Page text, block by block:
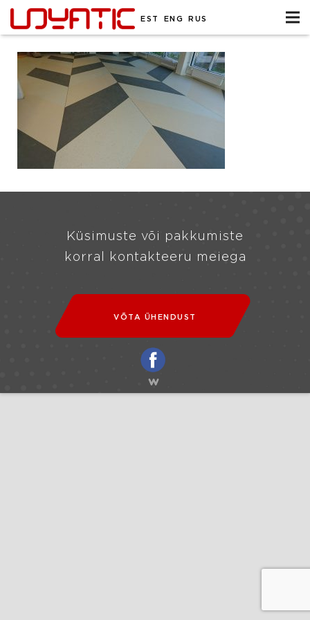
EST ENG RUS
Küsimuste või pakkumiste
korral kontakteeru meiega
VÕTA ÜHENDUST